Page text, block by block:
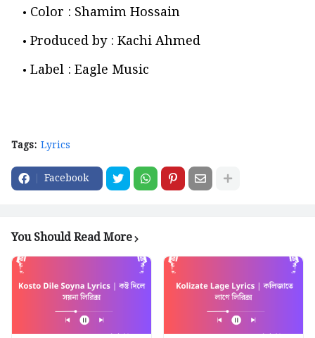
Color : Shamim Hossain
Produced by : Kachi Ahmed
Label : Eagle Music
Tags: Lyrics
Facebook
You Should Read More